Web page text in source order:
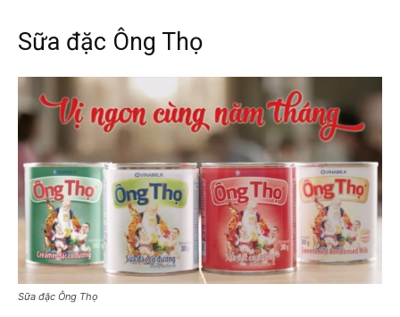
Sữa đặc Ông Thọ
Sữa đặc Ông Thọ